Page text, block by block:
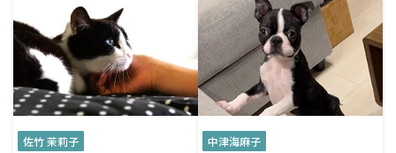
佐竹 茉莉子
中津海麻子